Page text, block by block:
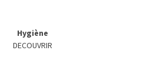
Hygiène
DECOUVRIR